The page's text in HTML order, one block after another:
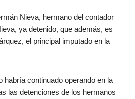
Nieva, hermano del contador
ya detenido, que además, es
el principal imputado en la
habría continuado operando en la
las detenciones de los hermanos